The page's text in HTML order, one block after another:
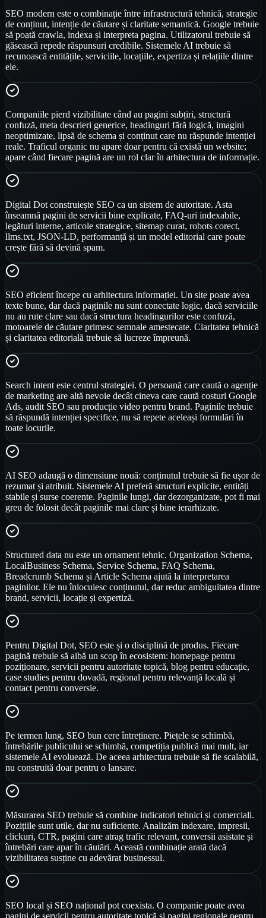
SEO modern este o combinație între infrastructură tehnică, strategie
de conținut, intenție de căutare și claritate semantică. Google trebuie
să poată crawla, indexa și interpreta pagina. Utilizatorul trebuie să
găsească repede răspunsuri credibile. Sistemele AI trebuie să
recunoască entitățile, serviciile, locațiile, expertiza și relațiile dintre
ele.
Companiile pierd vizibilitate când au pagini subțiri, structură
confuză, meta descrieri generice, headinguri fără logică, imagini
neoptimizate, lipsă de schema și conținut care nu răspunde intenției
reale. Traficul organic nu apare doar pentru că există un website;
apare când fiecare pagină are un rol clar în arhitectura de informație.
Digital Dot construiește SEO ca un sistem de autoritate. Asta
înseamnă pagini de servicii bine explicate, FAQ-uri indexabile,
legături interne, articole strategice, sitemap curat, robots corect,
llms.txt, JSON-LD, performanță și un model editorial care poate
crește fără să devină spam.
SEO eficient începe cu arhitectura informației. Un site poate avea
texte bune, dar dacă paginile nu sunt conectate logic, dacă serviciile
nu au rute clare sau dacă structura headingurilor este confuză,
motoarele de căutare primesc semnale amestecate. Claritatea tehnică
și claritatea editorială trebuie să lucreze împreună.
Search intent este centrul strategiei. O persoană care caută o agenție
de marketing are altă nevoie decât cineva care caută costuri Google
Ads, audit SEO sau producție video pentru brand. Paginile trebuie
să răspundă intenției specifice, nu să repete aceleași formulări în
toate locurile.
AI SEO adaugă o dimensiune nouă: conținutul trebuie să fie ușor de
rezumat și atribuit. Sistemele AI preferă structuri explicite, entități
stabile și surse coerente. Paginile lungi, dar dezorganizate, pot fi mai
greu de folosit decât paginile mai clare și bine ierarhizate.
Structured data nu este un ornament tehnic. Organization Schema,
LocalBusiness Schema, Service Schema, FAQ Schema,
Breadcrumb Schema și Article Schema ajută la interpretarea
paginilor. Ele nu înlocuiesc conținutul, dar reduc ambiguitatea dintre
brand, servicii, locație și expertiză.
Pentru Digital Dot, SEO este și o disciplină de produs. Fiecare
pagină trebuie să aibă un scop în ecosistem: homepage pentru
poziționare, servicii pentru autoritate topică, blog pentru educație,
case studies pentru dovadă, regional pentru relevanță locală și
contact pentru conversie.
Pe termen lung, SEO bun cere întreținere. Piețele se schimbă,
întrebările publicului se schimbă, competiția publică mai mult, iar
sistemele AI evoluează. De aceea arhitectura trebuie să fie scalabilă,
nu construită doar pentru o lansare.
Măsurarea SEO trebuie să combine indicatori tehnici și comerciali.
Pozițiile sunt utile, dar nu suficiente. Analizăm indexare, impresii,
clickuri, CTR, pagini care atrag trafic relevant, conversii asistate și
întrebări care apar în căutări. Această combinație arată dacă
vizibilitatea susține cu adevărat businessul.
SEO local și SEO național pot coexista. O companie poate avea
pagini de servicii pentru autoritate topică și pagini regionale pentru